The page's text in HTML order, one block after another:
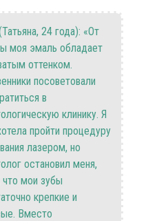
24 года): «От
моя эмаль обладает
оттенком.
посоветовали
в
клинику. Я
пройти процедуру
лазером, но
остановил меня,
что мои зубы
крепкие и
Вместо